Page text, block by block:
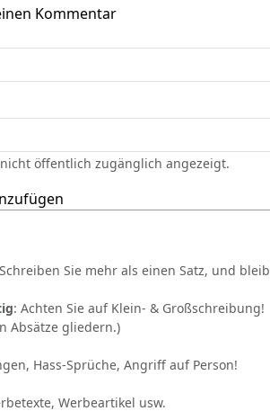
Kommentar
öffentlich zugänglich angezeigt.
Sie mehr als einen Satz, und
: Achten Sie auf Klein- & Großschreibung!
Absätze gliedern.)
Hass-Sprüche, Angriff auf Person!
Werbeartikel usw.